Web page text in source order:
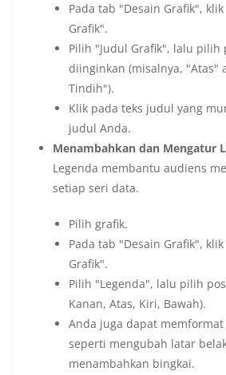
Pada tab "Desain Grafik",
Grafik".
Pilih "Judul Grafik", lalu pilih
diinginkan (misalnya, "Atas"
Tindih").
Klik pada teks judul yang
judul Anda.
Menambahkan dan Mengatur
Legenda membantu audiens
setiap seri data.
Pilih grafik.
Pada tab "Desain Grafik",
Grafik".
Pilih "Legenda", lalu pilih
Kanan, Atas, Kiri, Bawah).
Anda juga dapat
seperti mengubah latar
menambahkan bingkai.